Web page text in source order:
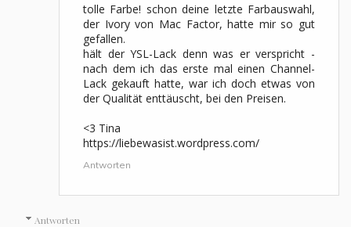
tolle Farbe! schon deine letzte Farbauswahl,
der Ivory von Mac Factor, hatte mir so gut
gefallen.
hält der YSL-Lack denn was er verspricht -
nach dem ich das erste mal einen Channel-
Lack gekauft hatte, war ich doch etwas von
der Qualität enttäuscht, bei den Preisen.
<3 Tina
https://liebewasist.wordpress.com/
Antworten
Antworten